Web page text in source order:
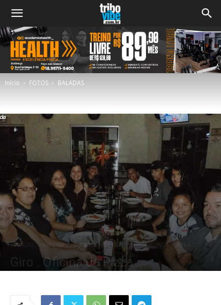
Início FOTOS BALADAS
BALADAS BARZINHOS DESTAQUES FOTO PROPAGANDA REGIÃO
Giro . Oficina da Pizza